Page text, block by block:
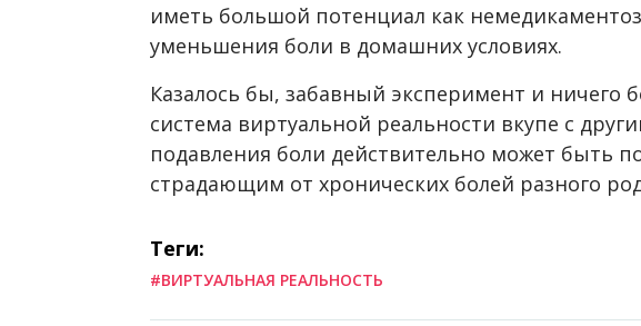
иметь большой потенциал как
уменьшения боли в домашних условиях.
Казалось бы, забавный эксперимент и ничего
система виртуальной реальности вкупе с
подавления боли действительно может быть
страдающим от хронических болей разного
Теги:
#ВИРТУАЛЬНАЯ РЕАЛЬНОСТЬ